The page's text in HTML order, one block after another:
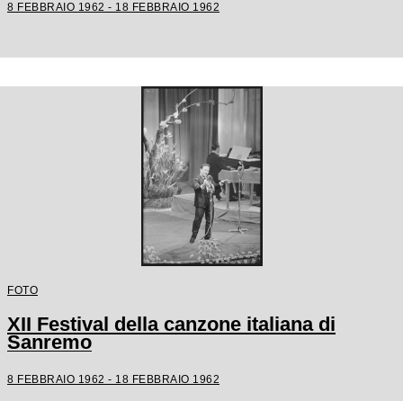
8 FEBBRAIO 1962 - 18 FEBBRAIO 1962
FOTO
XII Festival della canzone italiana di
Sanremo
8 FEBBRAIO 1962 - 18 FEBBRAIO 1962